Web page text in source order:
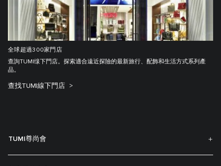
全球超過300家門店
查詢TUMI缐下門店。探索適合遠近探險的最新旅行、配飾和生活方式系列產
品。
查找TUMI線下門店
TUMI尊尚會